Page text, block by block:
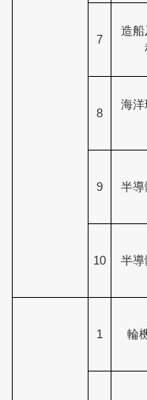
7
造船
8
海洋
9 半導
10 半導
1 輪